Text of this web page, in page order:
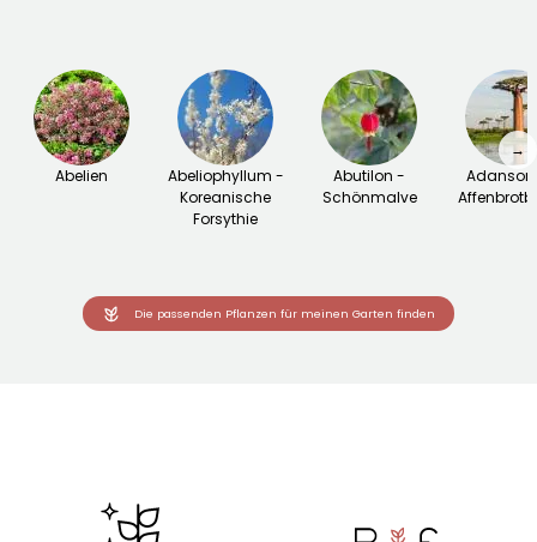
Abelien
Abeliophyllum -
Koreanische
Forsythie
Abutilon -
Schönmalve
→
Die passenden Pflanzen für meinen Garten finden